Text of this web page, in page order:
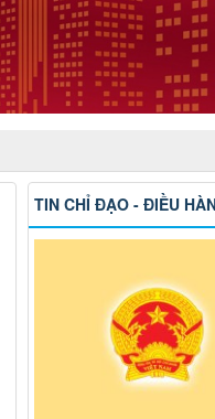
TIN CHỈ ĐẠO - ĐIỀU